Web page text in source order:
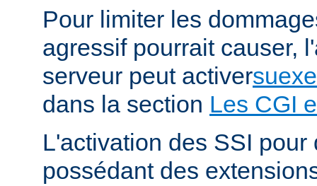
Pour limiter les
agressif pourrait causer,
serveur peut activer
dans la section Les CGI
L'activation des SSI pour
possédant des